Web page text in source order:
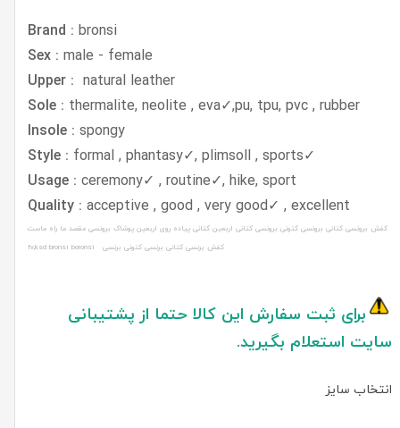
Brand : bronsi
Sex : male - female
natural leather
Sole : thermalite, neolite , eva✓,pu, tpu, pvc , rubber
Insole : spongy
✓
Style : formal , phantasy✓, plimsoll , sports
Usage : ceremony✓ , routine✓, hike, sport
Quality : acceptive , good , very good✓ , excellent
کفش برونسی کتانی برونسی کتونی برونسی کتانی اربعین کتانی پیاده روی اربعین پوشاک برونسی مقصد ما راه ماست
کفش برنسی کتانی برنسی کتونی برنسی fv,ksd bronsi boronsi
برای ثبت سفارش این کالا حتما از پشتیبانی
سایت استعلام بگیرید.
انتخاب سایز